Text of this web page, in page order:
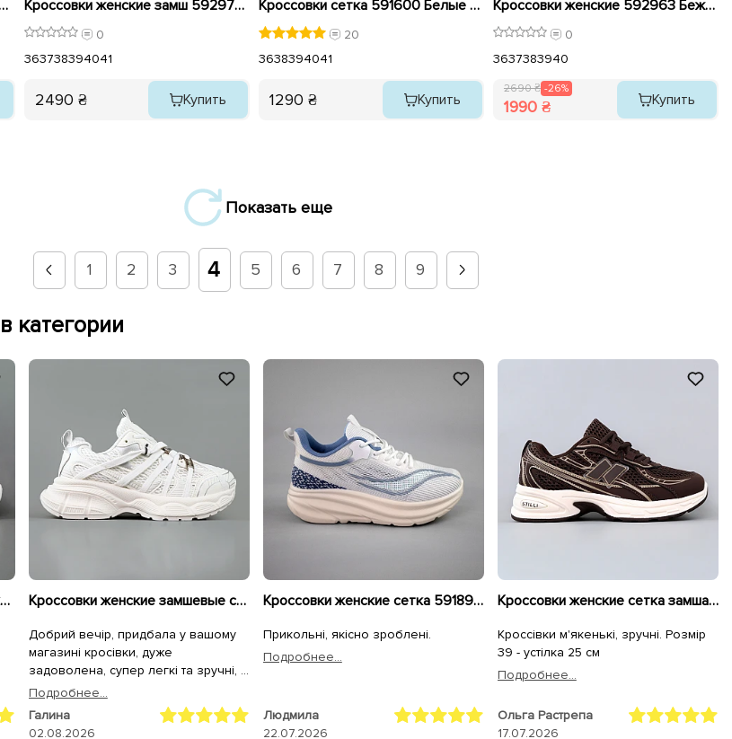
Серые распродажа Кроссовки женские замш 592975 Коричневые
0
363738394041
2490 ₴ Купить
Кроссовки сетка 591600 Белые синие
20
3638394041
1290 ₴ Купить
Кроссовки женские 592963 Бежевые распродажа
0
3637383940
2690 ₴ -26%
1990 ₴ Купить
Показать еще
1 2 3 4 5 6 7 8 9
категории
Кроссовки женские кожа и сетка 594681 Белые Кроссовки женские замшевые сетка 595293 Белые
Добрий вечір, придбала у вашому
магазині кросівки, дуже
задоволена, супер легкі та зручні, а
для чоловіка крокси, він теж
задоволений. Дякуємо.
Подробнее...
Галина
02.08.2026
Кроссовки женские сетка 591891 Белые голубые
Прикольні, якісно зроблені.
Подробнее...
Людмила
22.07.2026
Кроссовки женские сетка замша 595412 Коричневый
Кроссівки м'якенькі, зручні. Розмір
39 - устілка 25 см
Подробнее...
Ольга Растрепа
17.07.2026